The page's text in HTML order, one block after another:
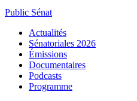
Public Sénat
Actualités
Sénatoriales 2026
Émissions
Documentaires
Podcasts
Programme